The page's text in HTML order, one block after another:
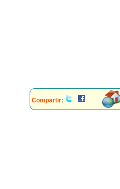
Compartir: